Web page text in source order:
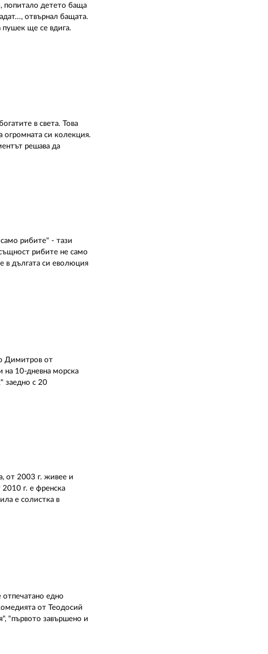
попитало детето баща
отвърнал бащата.
пушек ще се вдига.
в света. Това
огромната си колекция.
решава да
рибите" - тази
рибите не само
в дългата си еволюция
Димитров от
на 10-дневна морска
заедно с 20
от 2003 г. живее и
2010 г. е френска
е солистка в
отпечатано едно
от Теодосий
"първото завършено и